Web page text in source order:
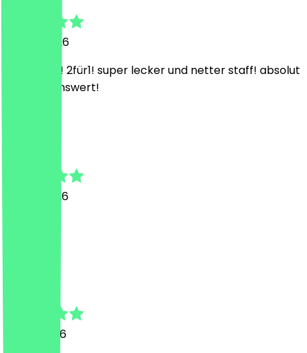
26. Juli 2026
toller deal! 2für1! super lecker und netter staff! absolut
empfehlenswert!
22. Juli 2026
15. Juli 2026